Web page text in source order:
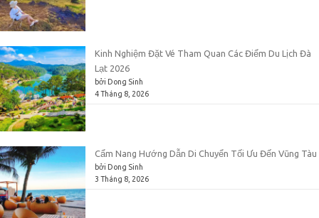
Kinh Nghiệm Đặt Vé Tham Quan Các Điểm Du Lịch Đà
Lạt 2026
bởi Dong Sinh
4 Tháng 8, 2026
Cẩm Nang Hướng Dẫn Di Chuyển Tối Ưu Đến Vũng Tàu
bởi Dong Sinh
3 Tháng 8, 2026